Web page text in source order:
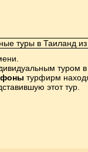
туром
турфирм
этот тур.